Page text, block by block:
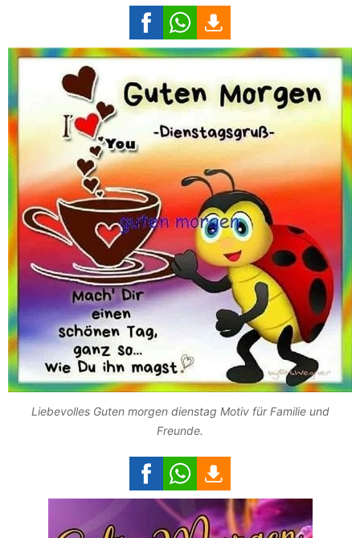
Liebevolles Guten morgen dienstag Motiv für Familie und
Freunde.